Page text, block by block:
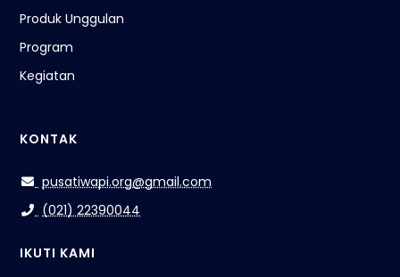
Produk Unggulan
Program
Kegiatan
KONTAK
pusatiwapi.org@gmail.com
(021) 22390044
IKUTI KAMI